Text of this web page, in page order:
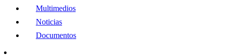
Multimedios
Noticias
Documentos